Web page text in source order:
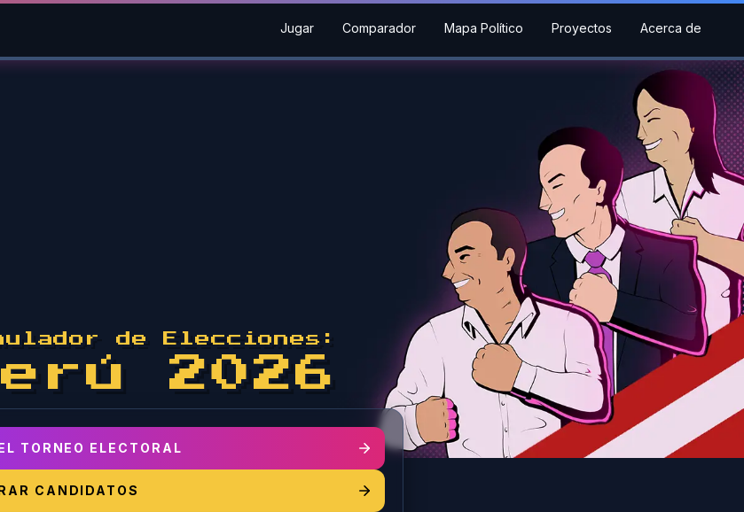
Jugar Comparador Mapa Político Proyectos Acerca de
de Elecciones:
2026
TORNEO ELECTORAL
CANDIDATOS